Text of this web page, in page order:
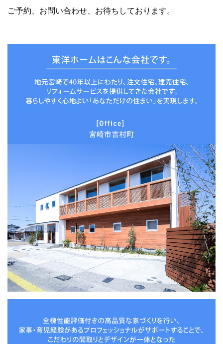
ご予約、お問い合わせ、お待ちしております。